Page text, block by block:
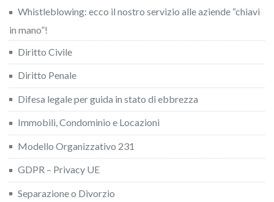
Whistleblowing: ecco il nostro servizio alle aziende “chiavi
in mano”!
Diritto Civile
Diritto Penale
Difesa legale per guida in stato di ebbrezza
Immobili, Condominio e Locazioni
Modello Organizzativo 231
GDPR – Privacy UE
Separazione o Divorzio